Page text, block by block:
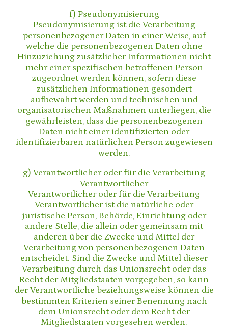
f) Pseudonymisierung
Pseudonymisierung ist die Verarbeitung
personenbezogener Daten in einer Weise, auf
welche die personenbezogenen Daten ohne
Hinzuziehung zusätzlicher Informationen nicht
mehr einer spezifischen betroffenen Person
zugeordnet werden können, sofern diese
zusätzlichen Informationen gesondert
aufbewahrt werden und technischen und
organisatorischen Maßnahmen unterliegen, die
gewährleisten, dass die personenbezogenen
Daten nicht einer identifizierten oder
identifizierbaren natürlichen Person zugewiesen
werden.
g) Verantwortlicher oder für die Verarbeitung
Verantwortlicher
Verantwortlicher oder für die Verarbeitung
Verantwortlicher ist die natürliche oder
juristische Person, Behörde, Einrichtung oder
andere Stelle, die allein oder gemeinsam mit
anderen über die Zwecke und Mittel der
Verarbeitung von personenbezogenen Daten
entscheidet. Sind die Zwecke und Mittel dieser
Verarbeitung durch das Unionsrecht oder das
Recht der Mitgliedstaaten vorgegeben, so kann
der Verantwortliche beziehungsweise können die
bestimmten Kriterien seiner Benennung nach
dem Unionsrecht oder dem Recht der
Mitgliedstaaten vorgesehen werden.